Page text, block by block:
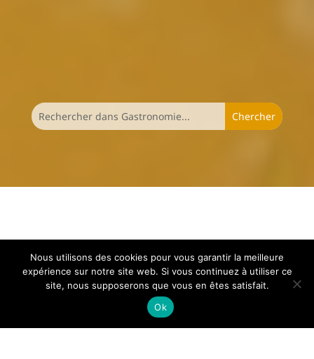
Nous utilisons des cookies pour vous garantir la meilleure
expérience sur notre site web. Si vous continuez à utiliser ce
site, nous supposerons que vous en êtes satisfait.
Ok